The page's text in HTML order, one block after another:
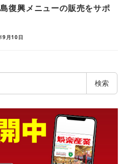
復興メニューの販売をサポ
9月10日
検索